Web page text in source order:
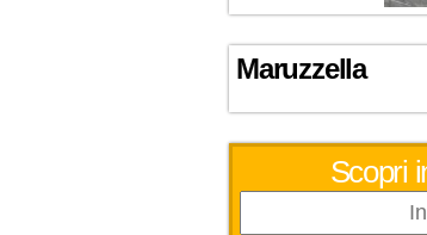
Maruzzella
Scopri